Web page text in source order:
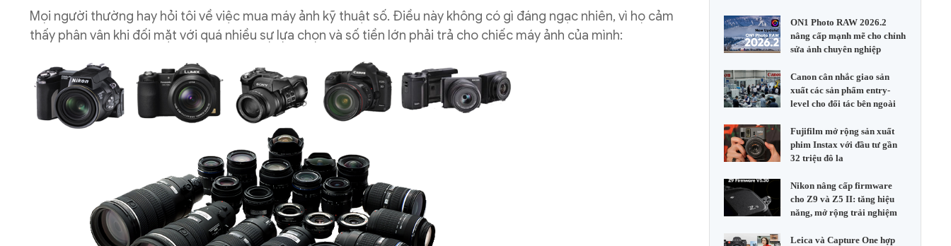
Mọi người thường hay hỏi tôi về việc mua máy ảnh kỹ thuật số. Điều này không có gì đáng ngạc nhiên, vì họ cảm
thấy phân vân khi đối mặt với quá nhiều sự lựa chọn và số tiền lớn phải trả cho chiếc máy ảnh của mình:
ON1 Photo RAW 2026.2
nâng cấp mạnh mẽ cho chỉnh
sửa ảnh chuyên nghiệp
Canon cân nhắc giao sản
xuất các sản phẩm entry-
level cho đối tác bên ngoài
Fujifilm mở rộng sản xuất
phim Instax với đầu tư gần
32 triệu đô la
Nikon nâng cấp firmware
cho Z9 và Z5 II: tăng hiệu
năng, mở rộng trải nghiệm
Leica và Capture One hợp